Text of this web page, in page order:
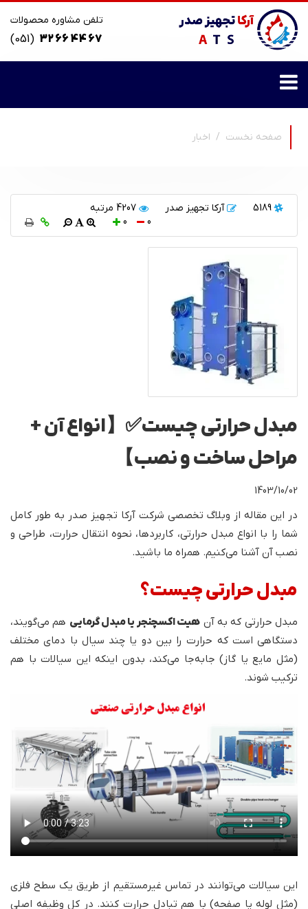
تلفن مشاوره محصولات
(051) 32 66 44 67
صفحه نخست اخبار
5189 آرکا تجهیز صدر
4207 مرتبه
0
0
مبدل حرارتی چیست✅【انواع آن +
مراحل ساخت و نصب】
1403/10/02
در این مقاله از وبلاگ تخصصی شرکت آرکا تجهیز صدر به طور کامل
شما را با انواع مبدل حرارتی، کاربردها، نحوه انتقال حرارت، طراحی و
نصب آن آشنا می‌کنیم. همراه ما باشید.
مبدل حرارتی چیست؟
مبدل حرارتی که به آن هیت اکسچنجر یا مبدل گرمایی هم می‌گویند،
دستگاهی است که حرارت را بین دو یا چند سیال با دمای مختلف
(مثل مایع یا گاز) جابه‌جا می‌کند، بدون اینکه این سیالات با هم
ترکیب شوند.
این سیالات می‌توانند در تماس غیرمستقیم از طریق یک سطح فلزی
(مثل لوله یا صفحه) با هم تبادل حرارت کنند. در کل وظیفه اصلی